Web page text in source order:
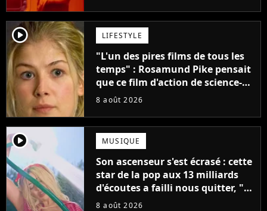
player2 LIFESTYLE
"L'un des pires films de tous les
temps" : Rosamund Pike pensait
que ce film d'action de science-
fiction avec Dwayne Johnson
8 août 2026
player2 MUSIQUE
Son ascenseur s'est écrasé : cette
star de la pop aux 13 milliards
d'écoutes a failli nous quitter, "Je
pensais ne plus jamais chanter"
8 août 2026